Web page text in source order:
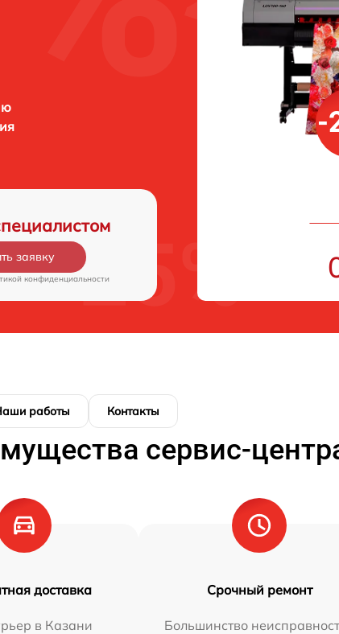
заявку
конфиденциальности
-
работы Контакты
сервис-
доставка
в Казани
Срочный ремонт
Большинство